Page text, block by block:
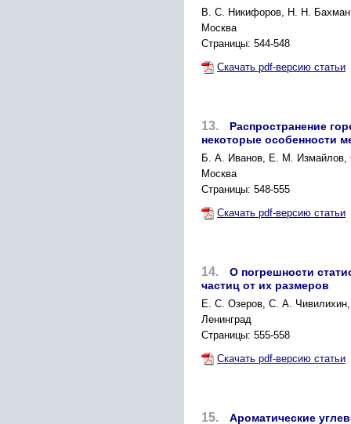
B. С. Никифоров, Н. Н.
Москва
Страницы: 544-548
Скачать pdf-версию статьи
13.
Распространение
некоторые особенности
Б. А. Иванов, Е. М. Измайлов,
Москва
Страницы: 548-555
Скачать pdf-версию статьи
14.
О погрешности
частиц от их размеров
Е. С. Озеров, С. А.
Ленинград
Страницы: 555-558
Скачать pdf-версию статьи
15. Ароматические